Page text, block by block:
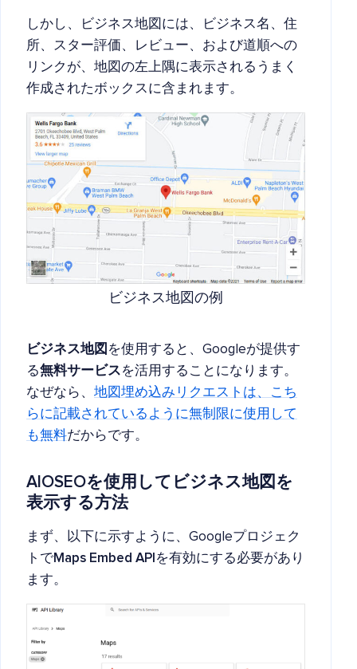
しかし、ビジネス地図には、ビジネス名、住
所、スター評価、レビュー、および道順への
リンクが、地図の左上隅に表示されるうまく
作成されたボックスに含まれます。
ビジネス地図の例
ビジネス地図 を使用すると、Googleが提供す
る無料サービスを活用することになります。
なぜなら、 地図埋め込みリクエストは、こち
らに記載されているように無制限に使用して
も無料だからです。
AIOSEOを使用してビジネス地図を
表示する方法
まず、以下に示すように、Googleプロジェク
トでMaps Embed API を有効にする必要があり
ます。